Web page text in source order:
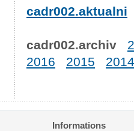
cadr002.aktualni
cadr002.archiv
2016
2015 2014
Informations